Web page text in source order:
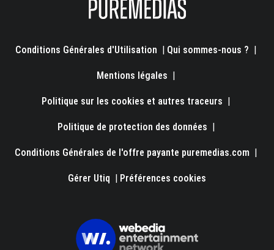
Conditions Générales d'Utilisation | Qui sommes-nous ? |
Mentions légales |
Politique sur les cookies et autres traceurs |
Politique de protection des données |
Conditions Générales de l'offre payante puremedias.com |
Gérer Utiq | Préférences cookies